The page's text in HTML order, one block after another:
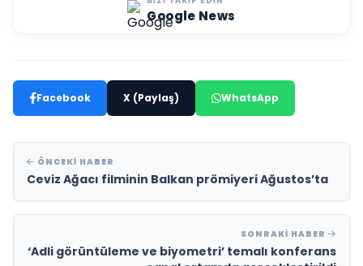
Google News
Facebook X (Paylaş) WhatsApp
ÖNCEKI HABER
Ceviz Ağacı filminin Balkan prömiyeri Ağustos’ta
SONRAKI HABER
‘Adli görüntüleme ve biyometri’ temalı konferans